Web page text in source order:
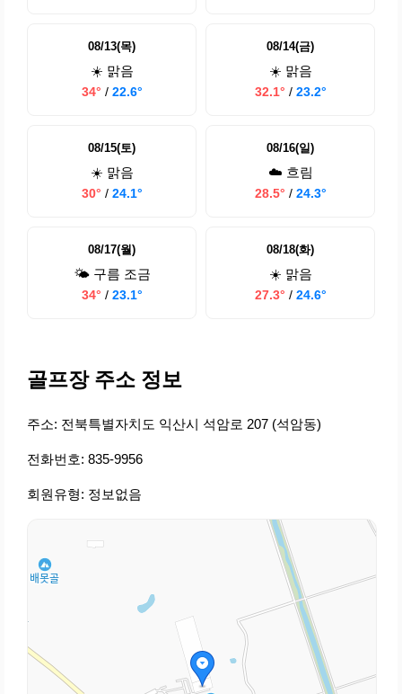
08/13(목)
☀️ 맑음
34° / 22.6°
08/14(금)
☀️ 맑음
32.1° / 23.2°
08/15(토)
☀️ 맑음
30° / 24.1°
08/16(일)
☁️ 흐림
28.5° / 24.3°
08/17(월)
🌤️ 구름 조금
34° / 23.1°
08/18(화)
☀️ 맑음
27.3° / 24.6°
골프장 주소 정보
주소: 전북특별자치도 익산시 석암로 207 (석암동)
전화번호: 835-9956
회원유형: 정보없음